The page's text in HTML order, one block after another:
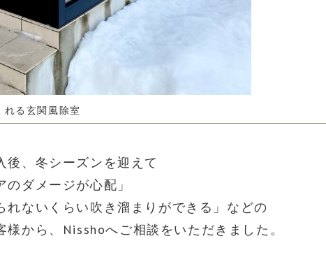
る玄関風除室
後、冬シーズンを迎えて
のダメージが心配」
れないくらい吹き溜まりができる」などの
様から、Nisshoへご相談をいただきました。